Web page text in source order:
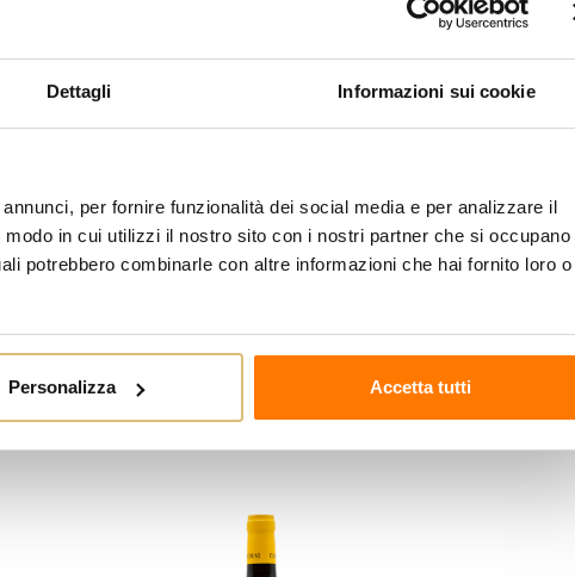
Dettagli Informazioni sui cookie
per fornire funzionalità dei social media e per analizzare il
in cui utilizzi il nostro sito con i nostri partner che si occupano
potrebbero combinarle con altre informazioni che hai fornito loro o
Personalizza Accetta tutti
Pressatura soffice delle uve e successiva
selezionati che lavorano a 16 ° per due settimane
Affinamento
In vasche di acciaio inossidabile a contatto con i lieviti